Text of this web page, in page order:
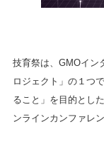
技育祭は、GMOイン
ロジェクト」の１つ
ること」を目的とし
ンラインカンファレン